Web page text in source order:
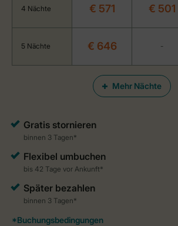
Mehr Nächte
4 Nächte € 571 € 501
5 Nächte € 646 -